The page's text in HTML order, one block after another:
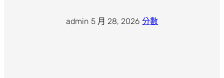
admin 5 月 28, 2026 分數